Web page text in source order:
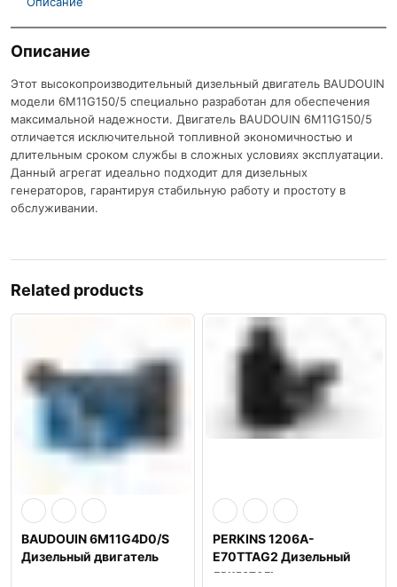
Описание
Этот высокопроизводительный дизельный двигатель BAUDOUIN
модели 6M11G150/5 специально разработан для обеспечения
максимальной надежности. Двигатель BAUDOUIN 6M11G150/5
отличается исключительной топливной экономичностью и
длительным сроком службы в сложных условиях эксплуатации.
Данный агрегат идеально подходит для дизельных
генераторов, гарантируя стабильную работу и простоту в
обслуживании.
Related products
BAUDOUIN 6M11G4D0/S
Дизельный двигатель
PERKINS 1206A-
E70TTAG2 Дизельный
двигатель